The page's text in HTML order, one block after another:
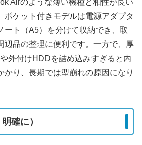
ポケット付きモデルは電源アダプタ
ート（A5）を分けて収納でき、取
辺品の整理に便利です。一方で、厚
外付けHDDを詰め込みすぎると内
かり、長期では型崩れの原因になり
確に）